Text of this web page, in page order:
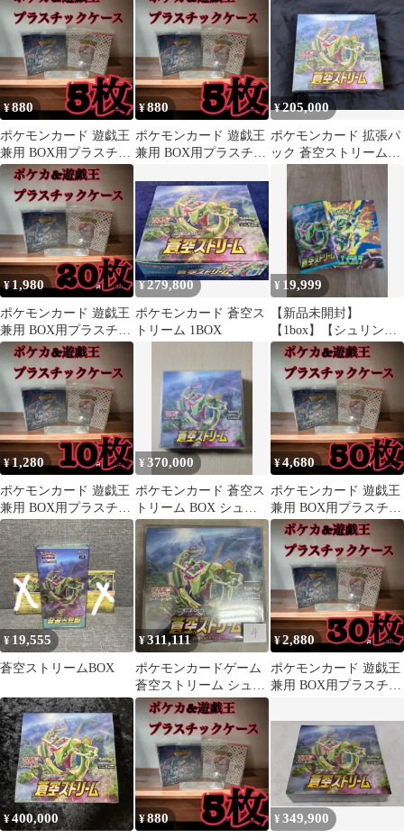
ーダー32
¥880
ポケモンカード 遊戯王
兼用 BOX用プラスチッ
クケース ボックスロ
ーダー11
¥880
ポケモンカード 遊戯王
兼用 BOX用プラスチッ
ーダー31
¥205,000
ポケモンカード 拡張パ
ック 蒼空ストリーム
¥1,980
ポケモンカード 遊戯王
兼用 BOX用プラスチッ
クケース ボックスロ
ーダー33
¥279,800
ポケモンカード 蒼空ス
トリーム 1BOX
¥ 19,999
【新品未開封】
【1box】【シュリンク
なし・ペリペリあり】
ストームエメラルダ
¥1,280
ポケモンカード 遊戯王
兼用 BOX用プラスチッ
クケース ボックスロ
ーダー22
¥370,000
ポケモンカード 蒼空ス
トリーム BOX シュリ
ンク付き
¥4,680
ポケモンカード 遊戯王
兼用 BOX用プラスチッ
クケース ボックスロ
ーダー35
¥19,555
蒼空ストリームBOX
¥311,111
ポケモンカードゲーム
蒼空ストリーム シュリ
ンク付きBOX
¥2,880
ポケモンカード 遊戯王
兼用 BOX用プラスチッ
ーダー34
¥400,000 ¥880 ¥349,900